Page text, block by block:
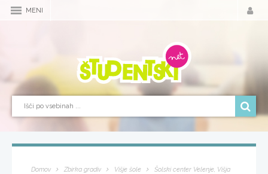
MENI
Domov Zbirka gradiv Višje šole
Šolski center Velenje, Višja